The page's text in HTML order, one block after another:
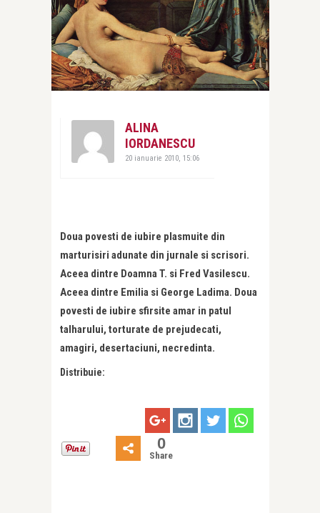
ALINA
IORDANESCU
20 ianuarie 2010, 15:06
Doua povesti de iubire plasmuite din
marturisiri adunate din jurnale si scrisori.
Aceea dintre Doamna T. si Fred Vasilescu.
Aceea dintre Emilia si George Ladima. Doua
povesti de iubire sfirsite amar in patul
talharului, torturate de prejudecati,
amagiri, desertaciuni, necredinta.
Distribuie:
0
Share